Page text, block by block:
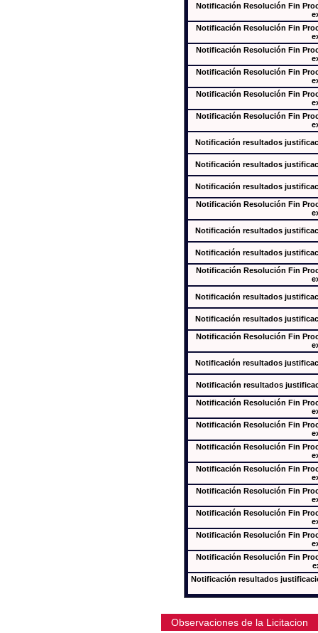
Notificación Resolución Fin
Notificación Resolución Fin
Notificación Resolución Fin
Notificación Resolución Fin
Notificación Resolución Fin
Notificación Resolución Fin
Notificación resultados
Notificación resultados
Notificación resultados
Notificación Resolución Fin
Notificación resultados
Notificación resultados
Notificación Resolución Fin
Notificación resultados
Notificación resultados
Notificación Resolución Fin
Notificación resultados
Notificación resultados
Notificación Resolución Fin
Notificación Resolución Fin
Notificación Resolución Fin
Notificación Resolución Fin
Notificación Resolución Fin
Notificación Resolución Fin
Notificación Resolución Fin
Notificación Resolución Fin
Notificación resultados
Observaciones de la Licitacion